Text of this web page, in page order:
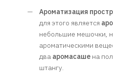
Ароматизация
для этого является
небольшие мешочки,
ароматическими
два аромасаше на
штангу.